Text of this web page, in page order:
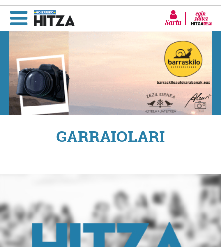
Sartu
GARRAIOLARI